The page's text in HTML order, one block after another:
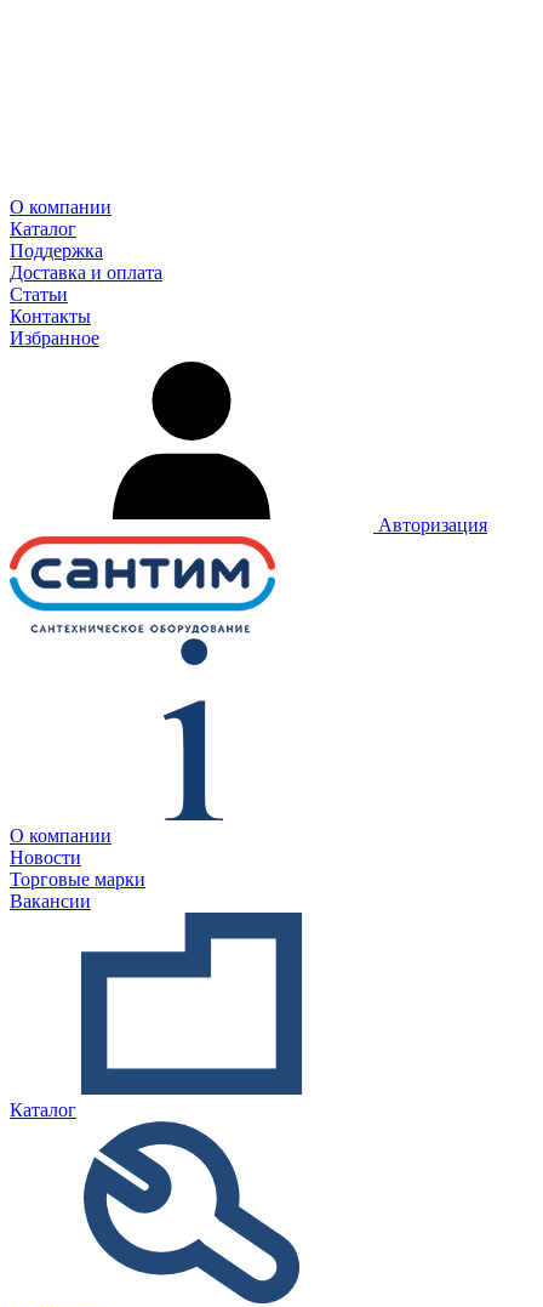
О компании
Каталог
Поддержка
Доставка и оплата
Статьи
Контакты
Избранное
Авторизация
О компании
Новости
Торговые марки
Вакансии
Каталог